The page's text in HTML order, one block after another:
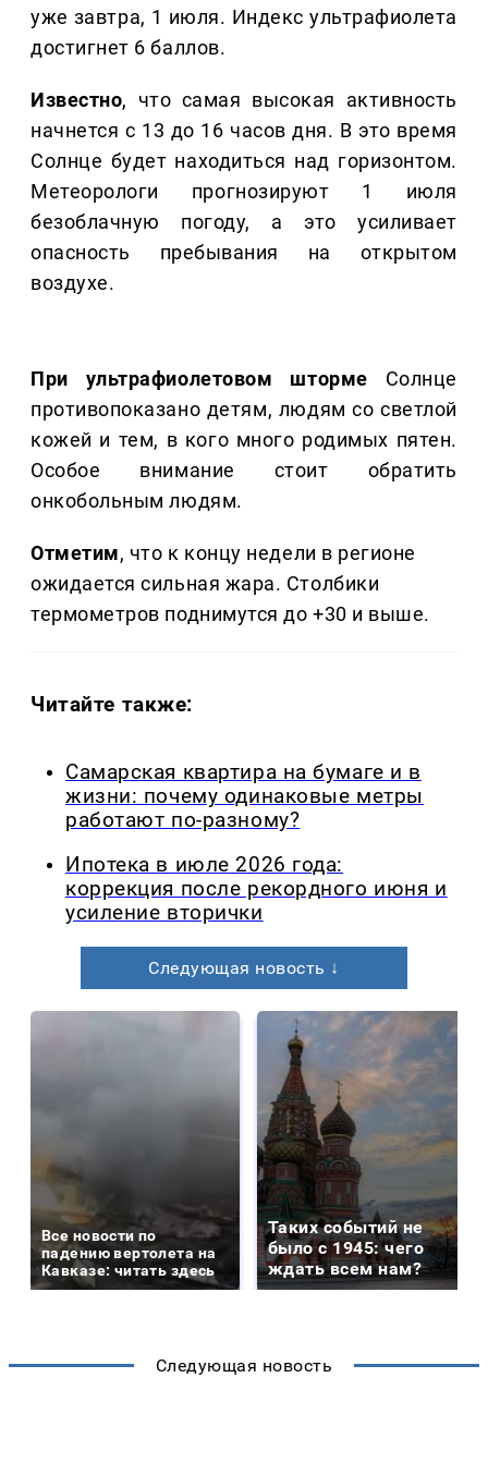
уже завтра, 1 июля. Индекс ультрафиолета
достигнет 6 баллов.
Известно, что самая высокая активность
начнется с 13 до 16 часов дня. В это время
Солнце будет находиться над горизонтом.
Метеорологи прогнозируют 1 июля
безоблачную погоду, а это усиливает
опасность пребывания на открытом
воздухе.
При ультрафиолетовом шторме Солнце
противопоказано детям, людям со светлой
кожей и тем, в кого много родимых пятен.
Особое внимание стоит обратить
онкобольным людям.
Отметим, что к концу недели в регионе
ожидается сильная жара. Столбики
термометров поднимутся до +30 и выше.
Читайте также:
Самарская квартира на бумаге и в
жизни: почему одинаковые метры
работают по-разному?
Ипотека в июле 2026 года:
коррекция после рекордного июня и
усиление вторички
Следующая новость ↓
Все новости по
падению вертолета на
Кавказе: читать здесь
Таких событий не
было с 1945: чего
ждать всем нам?
Следующая новость